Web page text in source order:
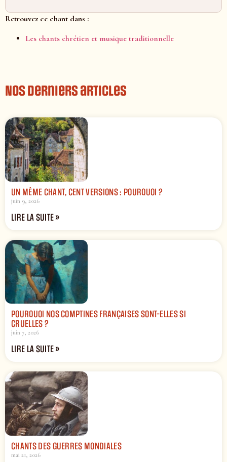
Retrouvez ce chant dans :
Les chants chrétien et musique traditionnelle
Nos derniers articles
UN MÊME CHANT, CENT VERSIONS : POURQUOI ?
juin 9, 2026
LIRE LA SUITE »
POURQUOI NOS COMPTINES FRANÇAISES SONT-ELLES SI
CRUELLES ?
juin 7, 2026
LIRE LA SUITE »
CHANTS DES GUERRES MONDIALES
mai 21, 2026